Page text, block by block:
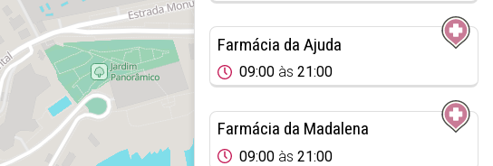
Farmácia da Ajuda
09:00 às 21:00
Farmácia da Madalena
09:00 às 21:00